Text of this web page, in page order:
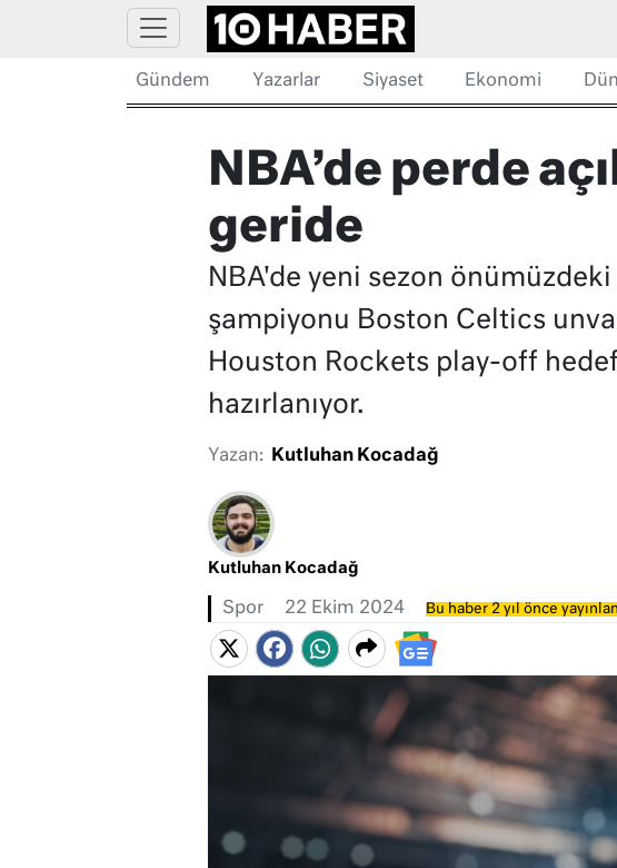
Gündem Yazarlar Siyaset Ekonomi
NBA’de perde
geride
NBA'de yeni sezon
şampiyonu Boston Celtics
Houston Rockets play-off
hazırlanıyor.
Yazan: Kutluhan Kocadağ
Kutluhan Kocadağ
Spor 22 Ekim 2024 Bu haber 2 yıl önce